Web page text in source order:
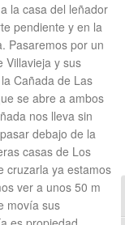
la casa del leñador
pendiente y en la
Pasaremos por un
Villavieja y sus
Cañada de Las
se abre a ambos
nos lleva sin
debajo de la
casas de Los
cruzarla ya estamos
ver a unos 50 m
movía sus